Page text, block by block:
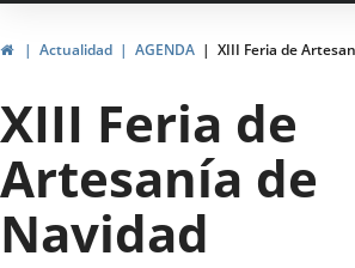
Ayuntamiento
de
Valladolid
InicioActualidad AGENDA XIII Feria de
XIII Feria de
Artesanía de
Navidad